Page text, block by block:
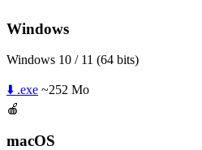
Windows
Windows 10 / 11 (64 bits)
⬇️ .exe ~252 Mo
🍎
macOS